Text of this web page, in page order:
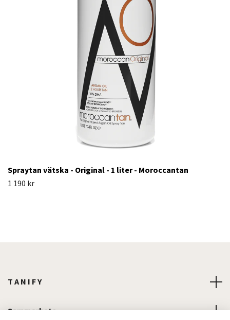
Spraytan vätska - Original - 1 liter - Moroccantan
1 190 kr
T A N I F Y
Sammarbete